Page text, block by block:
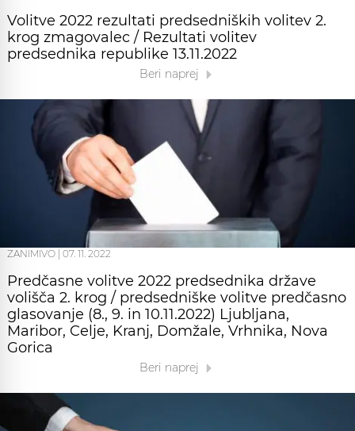
Volitve 2022 rezultati predsedniških volitev 2.
krog zmagovalec / Rezultati volitev
predsednika republike 13.11.2022
Beri naprej
ZANIMIVO 07. 11. 2022
Predčasne volitve 2022 predsednika države
volišča 2. krog / predsedniške volitve predčasno
glasovanje (8., 9. in 10.11.2022) Ljubljana,
Maribor, Celje, Kranj, Domžale, Vrhnika, Nova
Gorica
Beri naprej